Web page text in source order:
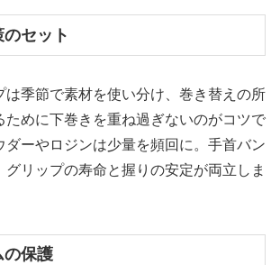
セット
は季節で素材を使い分け、巻き替えの所
ために下巻きを重ね過ぎないのがコツで
ダーやロジンは少量を頻回に。手首バン
グリップの寿命と握りの安定が両立しま
の保護